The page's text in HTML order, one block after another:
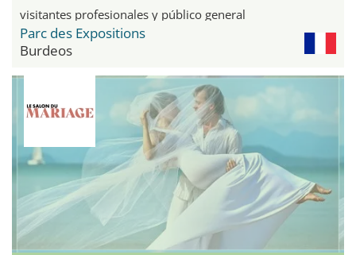
visitantes profesionales y público general
Parc des Expositions
Burdeos